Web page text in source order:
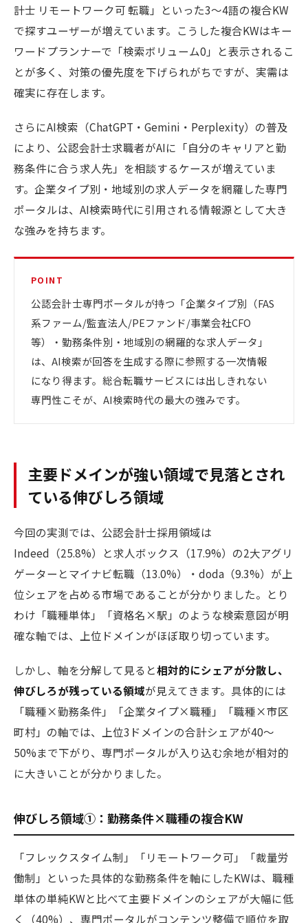
計士 リモートワーク可 転職」といった3〜4語の複合KW
で探すユーザーが増えています。こうした複合KWはキー
ワードプランナーで「検索ボリューム0」と表示されるこ
とが多く、対策の優先度を下げられがちですが、実需は
確実に存在します。
さらにAI検索（ChatGPT・Gemini・Perplexity）の普及
により、公認会計士求職者がAIに「自分のキャリアと勤
務条件に合う求人先」を相談するケースが増えていま
す。企業タイプ別・地域別の求人データを網羅した専門
ポータルは、AI検索時代に引用される情報源として大き
な強みを持ちます。
POINT
公認会計士専門ポータルが持つ「企業タイプ別（FAS
系ファーム/監査法人/PEファンド/事業会社CFO
等）・勤務条件別・地域別の網羅的な求人データ」
は、AI検索が回答を生成する際に参照する一次情報
になり得ます。総合転職サービスには出しきれない
専門性こそが、AI検索時代の最大の強みです。
主要ドメインが強い領域で見落とされ
ている伸びしろ領域
今回の実測では、公認会計士採用領域は
Indeed（25.8%）と求人ボックス（17.9%）の2大アグリ
ゲーターとマイナビ転職（13.0%）・doda（9.3%）が上
位シェアを占める市場であることが分かりました。とり
わけ「職種単体」「資格名×駅」のような検索意図が明
確な軸では、上位ドメインがほぼ取り切っています。
しかし、軸を分解して見ると相対的にシェアが分散し、
伸びしろが残っている領域が見えてきます。具体的には
「職種×勤務条件」「企業タイプ×職種」「職種×市区
町村」の軸では、上位3ドメインの合計シェアが40〜
50%まで下がり、専門ポータルが入り込む余地が相対的
に大きいことが分かりました。
伸びしろ領域①：勤務条件×職種の複合KW
「フレックスタイム制」「リモートワーク可」「裁量労
働制」といった具体的な勤務条件を軸にしたKWは、職種
単体の単純KWと比べて主要ドメインのシェアが大幅に低
く（40%）、専門ポータルがコンテンツ整備で順位を取